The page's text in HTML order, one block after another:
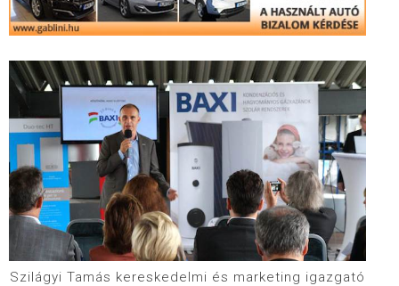
Szilágyi Tamás kereskedelmi és marketing igazgató